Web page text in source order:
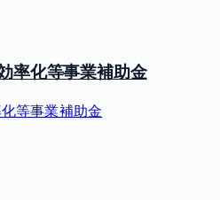
率化等事業補助金
等事業補助金